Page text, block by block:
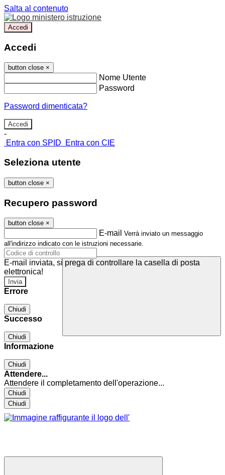
Salta al contenuto
Accedi
Accedi
button close ×
Nome Utente
Password
Password dimenticata?
-
Entra con SPID
Entra con CIE
Seleziona utente
button close ×
Recupero password
button close ×
E-mail Verrà inviato un messaggio
all'indirizzo indicato con le istruzioni necessarie.
E-mail inviata, si prega di controllare la casella di posta
elettronica!
Errore
Chiudi
Successo
Chiudi
Informazione
Chiudi
Attendere...
Attendere il completamento dell'operazione...
Chiudi
Chiudi